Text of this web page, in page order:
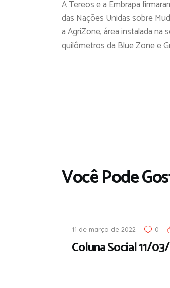
A Tereos e a Embrapa
das Nações Unidas sobre
a AgriZone, área instalada na
quilômetros da Blue Zone e
Você Pode
11 de março de 2022 0
Coluna Social 11/